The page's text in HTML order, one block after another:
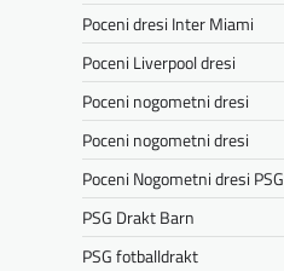
Poceni dresi Inter Miami
Poceni Liverpool dresi
Poceni nogometni dresi
Poceni nogometni dresi
Poceni Nogometni dresi PSG
PSG Drakt Barn
PSG fotballdrakt